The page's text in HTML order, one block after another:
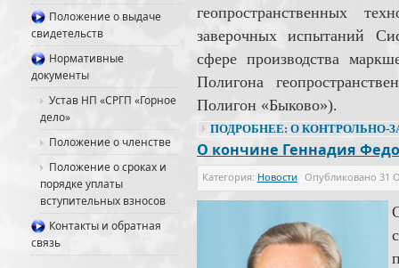
геопространственных
заверочных испытаний
сфере производства
Полигона
Полигон «Быково»).
ПОДРОБНЕЕ: О КОНТРОЛЬНО-
О кончине Геннадия
Категория: Новости Опубликовано 31
Положение о выдаче
свидетельств
Нормативные
документы
Устав НП «СРГП «Горное
дело»
Положение о членстве
Положение о сроках и
порядке уплаты
вступительных взносов
Контакты и обратная
связь